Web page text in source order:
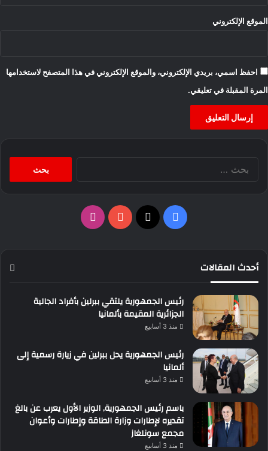
الموقع الإلكتروني
احفظ اسمي، بريدي الإلكتروني، والموقع الإلكتروني في هذا المتصفح لاستخدامها
المرة المقبلة في تعليقي.
فيسبوك ‫YouTubeانستقرام
أحدث المقالات
رئيس الجمهورية يلتقي ببرلين بأفراد الجالية
الجزائرية المقيمة بألمانيا
منذ 3 أسابيع
رئيس الجمهورية يحل ببرلين في زيارة رسمية إلى
ألمانيا
منذ 3 أسابيع
باسم رئيس الجمهورية, الوزير الأول يعرب عن بالغ
تقديره لإطارات وزارة الطاقة وإطارات وأعوان
مجمع سونلغاز
منذ 3 أسابيع